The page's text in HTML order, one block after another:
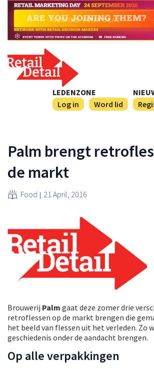
LEDENZONE
Log in
Word lid
Palm brengt
de markt
Food 21 April, 2016
Brouwerij Palm gaat deze zomer drie
retroflessen op de markt brengen die
het beeld van flessen uit het verleden. Zo
geschiedenis onder de aandacht brengen.
Op alle verpakkingen